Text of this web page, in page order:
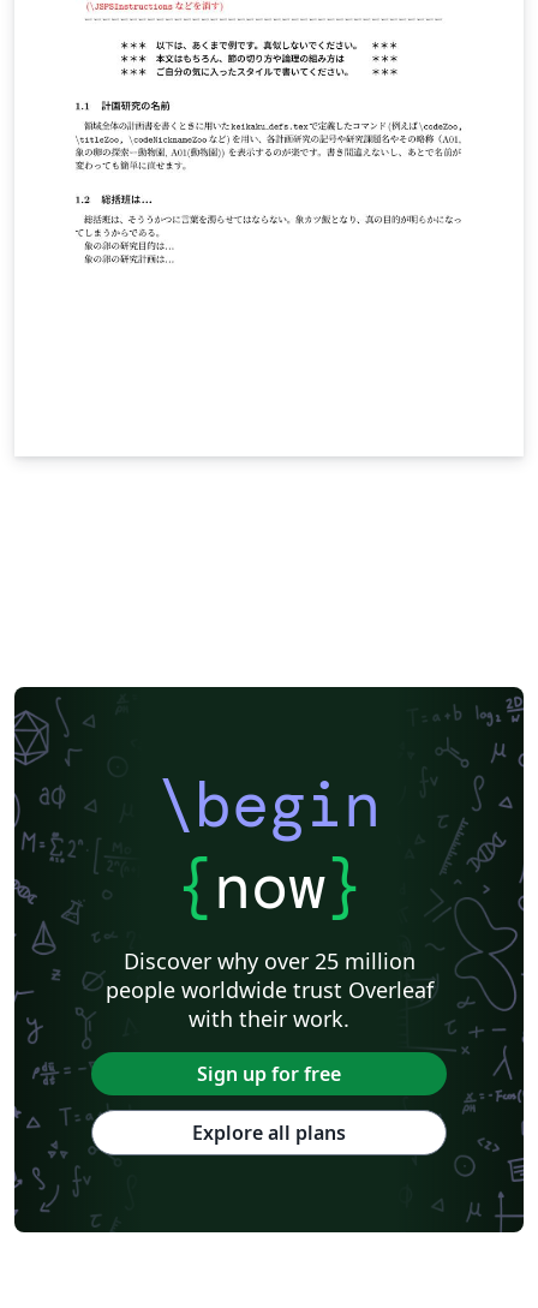
\begin
{now}
Discover why over 25 million
people worldwide trust Overleaf
with their work.
Sign up for free
Explore all plans